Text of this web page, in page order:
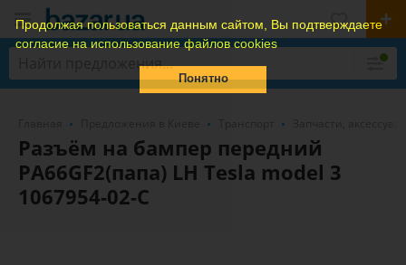
Продолжая пользоваться данным сайтом, Вы подтверждаете
согласие на использование файлов cookies
Понятно
Разъём на бампер передний
PA66GF2(папа) LH Tesla model 3
1067954-02-C